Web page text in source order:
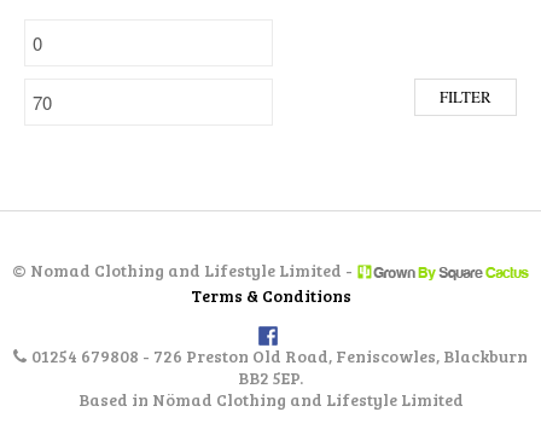
FILTER
© Nomad Clothing and Lifestyle Limited -
Terms & Conditions
01254 679808 - 726 Preston Old Road, Feniscowles, Blackburn
BB2 5EP.
Based in Nömad Clothing and Lifestyle Limited